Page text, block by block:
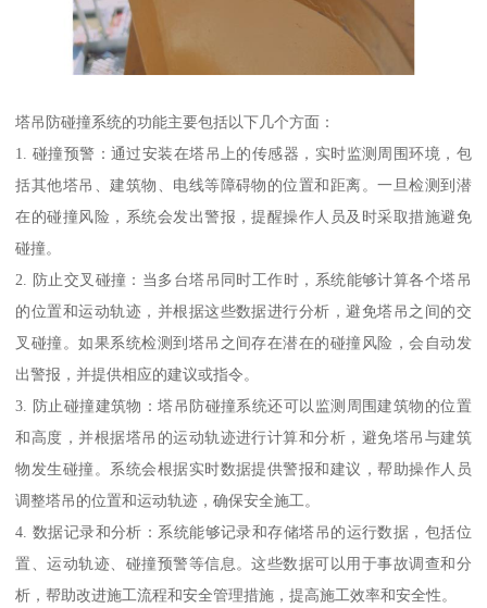
塔吊防碰撞系统的功能主要包括以下几个方面：
1. 碰撞预警：通过安装在塔吊上的传感器，实时监测周围环境，包
括其他塔吊、建筑物、电线等障碍物的位置和距离。一旦检测到潜
在的碰撞风险，系统会发出警报，提醒操作人员及时采取措施避免
碰撞。
2. 防止交叉碰撞：当多台塔吊同时工作时，系统能够计算各个塔吊
的位置和运动轨迹，并根据这些数据进行分析，避免塔吊之间的交
叉碰撞。如果系统检测到塔吊之间存在潜在的碰撞风险，会自动发
出警报，并提供相应的建议或指令。
3. 防止碰撞建筑物：塔吊防碰撞系统还可以监测周围建筑物的位置
和高度，并根据塔吊的运动轨迹进行计算和分析，避免塔吊与建筑
物发生碰撞。系统会根据实时数据提供警报和建议，帮助操作人员
调整塔吊的位置和运动轨迹，确保安全施工。
4. 数据记录和分析：系统能够记录和存储塔吊的运行数据，包括位
置、运动轨迹、碰撞预警等信息。这些数据可以用于事故调查和分
析，帮助改进施工流程和安全管理措施，提高施工效率和安全性。